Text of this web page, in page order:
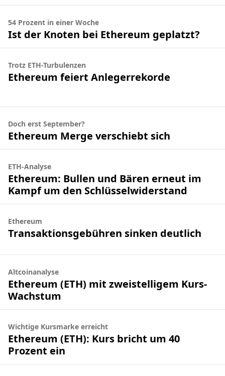
54 Prozent in einer Woche
Ist der Knoten bei Ethereum geplatzt?
Trotz ETH-Turbulenzen
Ethereum feiert Anlegerrekorde
Doch erst September?
Ethereum Merge verschiebt sich
ETH-Analyse
Ethereum: Bullen und Bären erneut im
Kampf um den Schlüsselwiderstand
Ethereum
Transaktionsgebühren sinken deutlich
Altcoinanalyse
Ethereum (ETH) mit zweistelligem Kurs-
Wachstum
Wichtige Kursmarke erreicht
Ethereum (ETH): Kurs bricht um 40
Prozent ein